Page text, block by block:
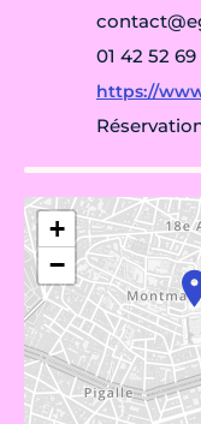
01 42 52
https://
+
−